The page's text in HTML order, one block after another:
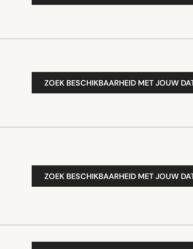
ZOEK BESCHIKBAARHEID MET JOUW
ZOEK BESCHIKBAARHEID MET JOUW